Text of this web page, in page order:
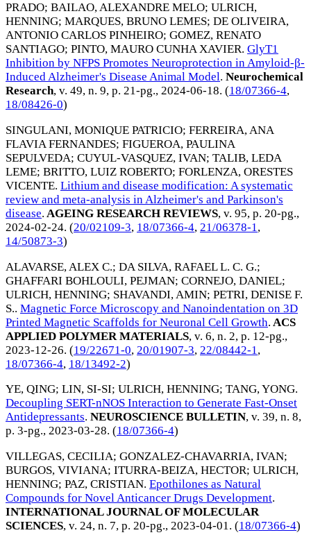
PRADO; BAILAO, ALEXANDRE MELO; ULRICH,
HENNING; MARQUES, BRUNO LEMES; DE OLIVEIRA,
ANTONIO CARLOS PINHEIRO; GOMEZ, RENATO
SANTIAGO; PINTO, MAURO CUNHA XAVIER. GlyT1
Inhibition by NFPS Promotes Neuroprotection in Amyloid-β-
Induced Alzheimer's Disease Animal Model. Neurochemical
Research, v. 49, n. 9, p. 21-pg., 2024-06-18. (18/07366-4,
18/08426-0)
SINGULANI, MONIQUE PATRICIO; FERREIRA, ANA
FLAVIA FERNANDES; FIGUEROA, PAULINA
SEPULVEDA; CUYUL-VASQUEZ, IVAN; TALIB, LEDA
LEME; BRITTO, LUIZ ROBERTO; FORLENZA, ORESTES
VICENTE. Lithium and disease modification: A systematic
review and meta-analysis in Alzheimer's and Parkinson's
disease. AGEING RESEARCH REVIEWS, v. 95, p. 20-pg.,
2024-02-24. (20/02109-3, 18/07366-4, 21/06378-1 ,
14/50873-3)
ALAVARSE, ALEX C.; DA SILVA, RAFAEL L. C. G.;
GHAFFARI BOHLOULI, PEJMAN; CORNEJO, DANIEL;
ULRICH, HENNING; SHAVANDI, AMIN; PETRI, DENISE F.
S.. Magnetic Force Microscopy and Nanoindentation on 3D
Printed Magnetic Scaffolds for Neuronal Cell Growth. ACS
APPLIED POLYMER MATERIALS, v. 6, n. 2, p. 12-pg.,
2023-12-26. (19/22671-0, 20/01907-3, 22/08442-1 ,
18/07366-4, 18/13492-2)
YE, QING; LIN, SI-SI; ULRICH, HENNING; TANG, YONG.
Decoupling SERT-nNOS Interaction to Generate Fast-Onset
Antidepressants. NEUROSCIENCE BULLETIN, v. 39, n. 8,
p. 3-pg., 2023-03-28. (18/07366-4)
VILLEGAS, CECILIA; GONZALEZ-CHAVARRIA, IVAN;
BURGOS, VIVIANA; ITURRA-BEIZA, HECTOR; ULRICH,
HENNING; PAZ, CRISTIAN. Epothilones as Natural
Compounds for Novel Anticancer Drugs Development.
INTERNATIONAL JOURNAL OF MOLECULAR
SCIENCES, v. 24, n. 7, p. 20-pg., 2023-04-01. (18/07366-4)